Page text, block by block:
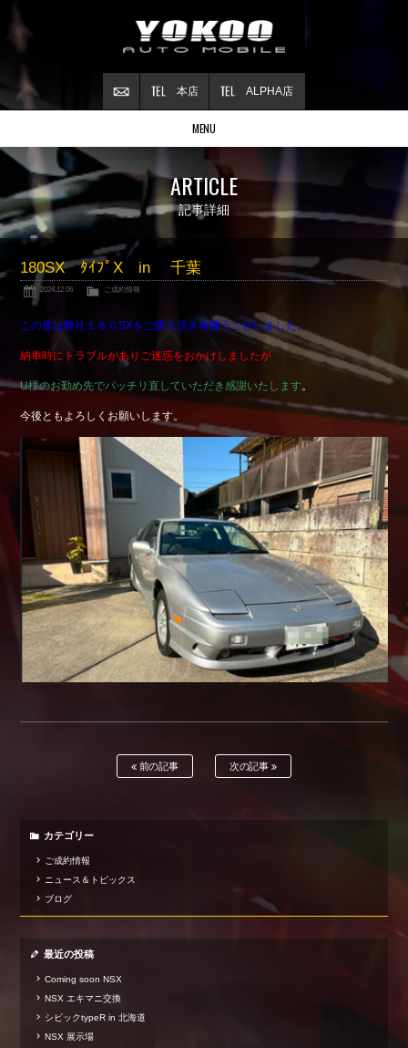
ALPHA店
本店
MENU
Stock list
在庫情報
Contract
ご成約情報
NSXについて
Reflesh Plan
Trade in
買取査定
Blog
Shop info.
店舗紹介
会社概要
ARTICLE
記事詳細
180SX ﾀｲﾌﾟX in 千葉
2024.12.06 ご成約情報
この度は弊社１８０SXをご購入頂き有難うございました。
納車時にトラブルがありご迷惑をおかけしましたが
U様のお勤め先でバッチリ直していただき感謝いたします。
今後ともよろしくお願いします。
前の記事 次の記事
カテゴリー
ご成約情報
ニュース＆トピックス
ブログ
最近の投稿
Coming soon NSX
NSX エキマニ交換
シビックtypeR in 北海道
NSX 展示場